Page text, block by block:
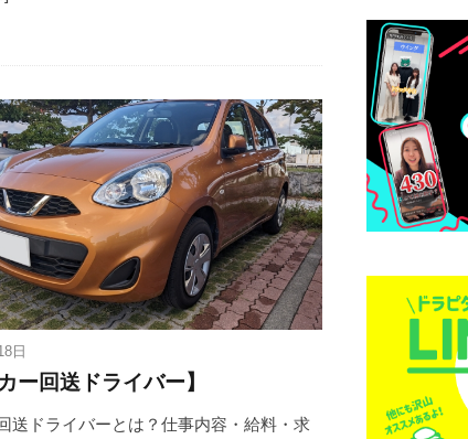
日
ー回送ドライバー】
送ドライバーとは？仕事内容・給料・求